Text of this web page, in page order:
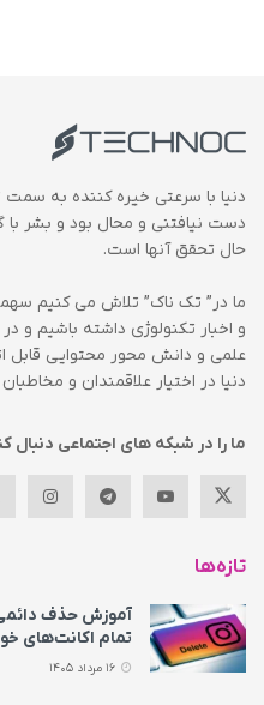
دنیا با سرعتی خیره کننده به سمت
دست نیافتنی و محال بود و بشر با
حال تحقق آنها است.
ما در” تک ناک” تلاش می کنیم
و اخبار تکنولوژی داشته باشیم و
علمی و دانش محور محتوایی قابل
دنیا در اختیار علاقمندان و
ما را در شبکه های اجتماعی دنبال
تازه‌ها
آموزش حذف
تمام اکانت‌های